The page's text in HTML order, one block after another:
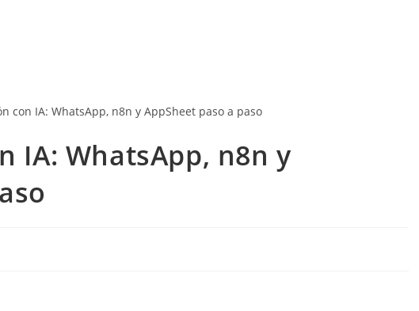
IA: WhatsApp, n8n y